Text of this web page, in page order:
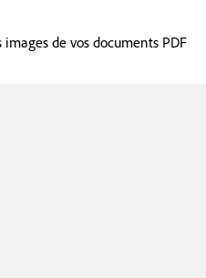
de vos documents PDF